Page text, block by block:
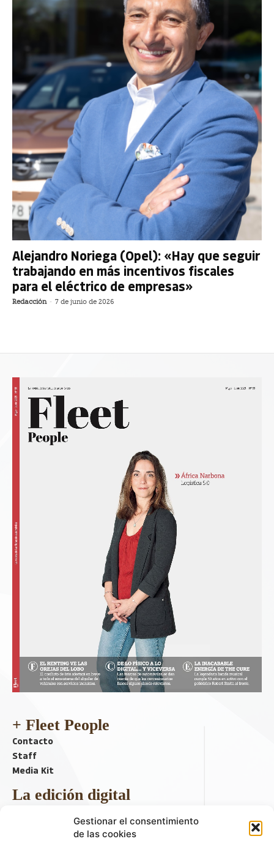
Gestionar el consentimiento
de las cookies
Alejandro Noriega (Opel): «Hay que seguir
trabajando en más incentivos fiscales
para el eléctrico de empresas»
Redacción - 7 de junio de 2026
+ Fleet People
Contacto
Staff
Media Kit
La edición digital
Descargar último ejemplar
ir a hemeroteca